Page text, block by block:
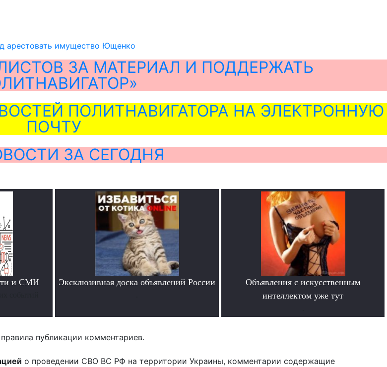
арестовать имущество Ющенко
ЗА МАТЕРИАЛ И ПОДДЕРЖАТЬ
ПОЛИТНАВИГАТОРА НА ЭЛЕКТРОННУЮ
ПОЧТУ
ЗА СЕГОДНЯ
и СМИ Эксклюзивная доска объявлений России
Объявления с искусственным
интеллектом уже тут
публикации комментариев.
о проведении СВО ВС РФ на территории Украины, комментарии содержащие